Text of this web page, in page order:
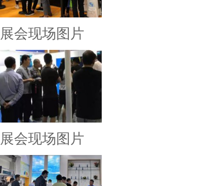
展会现场图片
展会现场图片